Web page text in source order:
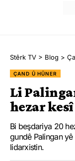
Stêrk TV > Blog >
ÇAND Û HÛNER
Li
hezar
Bi beşdariya 20
gundê Palingan
lidarxistin.